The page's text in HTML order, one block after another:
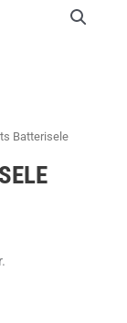
Batterisele